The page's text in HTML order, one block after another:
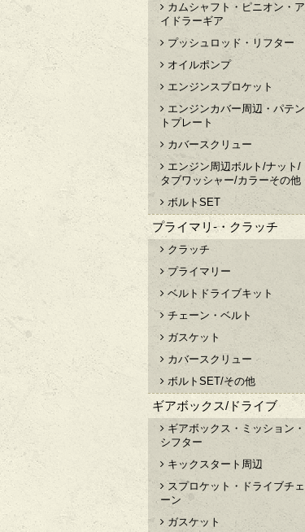
カムシャフト・ピニオン・ア
イドラーギア
プッシュロッド・リフター
オイルポンプ
エンジンスプロケット
エンジンカバー周辺・パテン
トプレート
カバースクリュー
エンジン周辺ボルト/ナット/
タブワッシャー/カラーその他
ボルトSET
プライマリ-・クラッチ
クラッチ
プライマリー
ベルトドライブキット
チェーン・ベルト
ガスケット
カバースクリュー
ボルトSET/その他
ギアボックス/ドライブ
ギアボックス・ミッション・
シフター
キックスタート周辺
スプロケット・ドライブチェ
ーン
ガスケット